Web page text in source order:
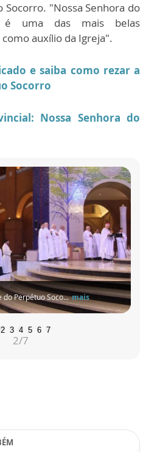
Socorro. "Nossa Senhora do
é uma das mais belas
auxílio da Igreja".
e saiba como rezar a
Socorro
Nossa Senhora do
Perpétuo Soco... mais
2 3 4 5 6 7
2/7